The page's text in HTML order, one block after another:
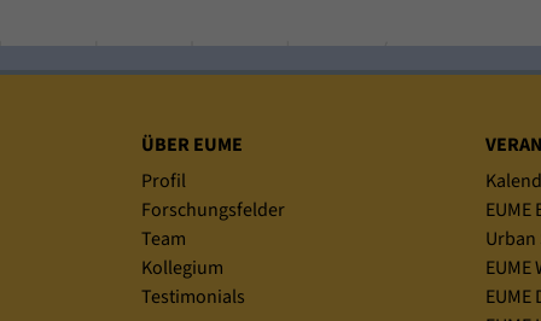
Sitemap
ÜBER EUME
Profil
Forschungsfelder
Team
Kollegium
Testimonials
EUME